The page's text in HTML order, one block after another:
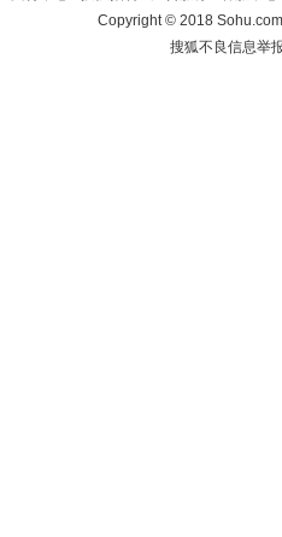
Copyright©2018
搜狐不良信息举